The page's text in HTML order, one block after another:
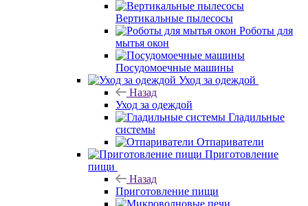
Вертикальные пылесосы
Роботы для
мытья окон
Посудомоечные машины
Уход за одеждой
Назад
Уход за одеждой
Гладильные
системы
Отпариватели
Приготовление
пищи
Назад
Приготовление пищи